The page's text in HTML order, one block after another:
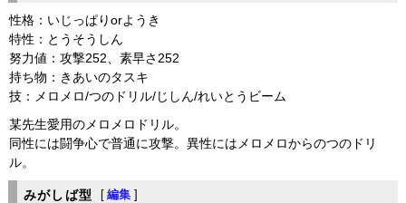
性格：いじっぱりorようき
特性：とうそうしん
努力値：攻撃252、素早さ252
持ち物：きあいのタスキ
技：メロメロ/つのドリル/じしん/れいとうビーム
某先生愛用のメロメロドリル。
同性には闘争心で普通に攻撃。異性にはメロメロからのつのドリ
ル。
みがしば型 [ 編集 ]